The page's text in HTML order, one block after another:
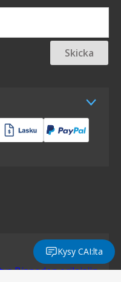
Skicka
Kysy CAI:lta